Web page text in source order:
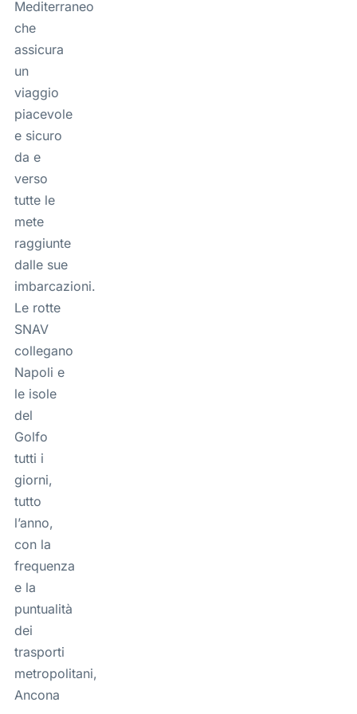
Mediterraneo
che
assicura
un
viaggio
piacevole
e sicuro
da e
verso
tutte le
mete
raggiunte
dalle sue
imbarcazioni.
Le rotte
SNAV
collegano
Napoli e
le isole
del
Golfo
tutti i
giorni,
tutto
l’anno,
con la
frequenza
e la
puntualità
dei
trasporti
metropolitani,
Ancona